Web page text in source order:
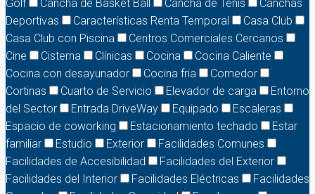
Golf Cancha de Basket Ball Cancha de Tenis
Canchas
Deportivas
Características Renta Temporal
Casa Club
Casa Club con Piscina
Centros Comerciales Cercanos
Cine
Cisterna Clínicas Cocina
Cocina Caliente
Cocina con desayunador
Cocina fria
Comedor
Cortinas
Cuarto de Servicio Elevador de carga
Entorno
del Sector
Entrada DriveWay Equipado
Escaleras
Espacio de coworking
Estacionamiento techado
Estar
familiar
Estudio Exterior
Facilidades Comunes
Facilidades de Accesibilidad
Facilidades del Exterior
Facilidades del Interior
Facilidades Eléctricas
Facilidades